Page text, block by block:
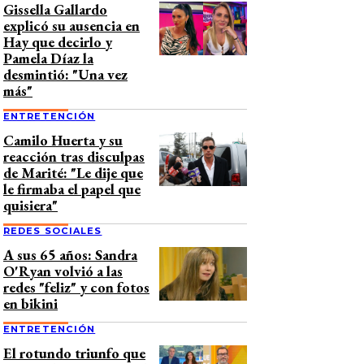
Gissella Gallardo
explicó su ausencia en
Hay que decirlo y
Pamela Díaz la
desmintió: "Una vez
más"
ENTRETENCIÓN
Camilo Huerta y su
reacción tras disculpas
de Marité: "Le dije que
le firmaba el papel que
quisiera"
REDES SOCIALES
A sus 65 años: Sandra
O'Ryan volvió a las
redes "feliz" y con fotos
en bikini
ENTRETENCIÓN
El rotundo triunfo que